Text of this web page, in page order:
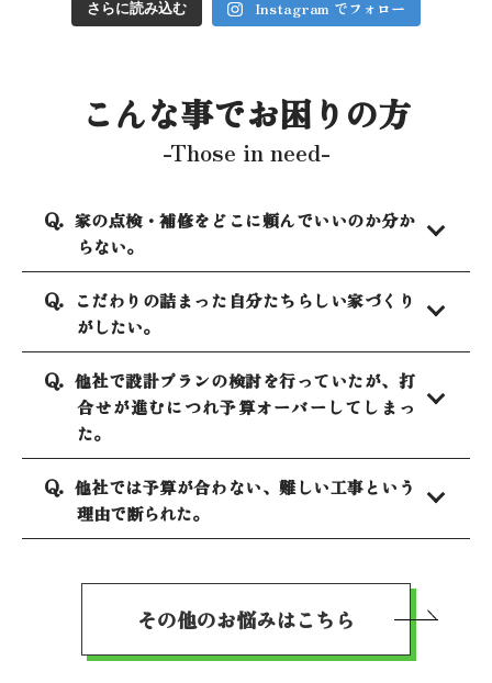
さらに読み込む Instagram でフォロー
こんな事でお困りの方
-Those in need-
家の点検・補修をどこに頼んでいいのか分か
らない。
こだわりの詰まった自分たちらしい家づくり
がしたい。
他社で設計プランの検討を行っていたが、打
合せが進むにつれ予算オーバーしてしまっ
た。
他社では予算が合わない、難しい工事という
理由で断られた。
その他のお悩みはこちら